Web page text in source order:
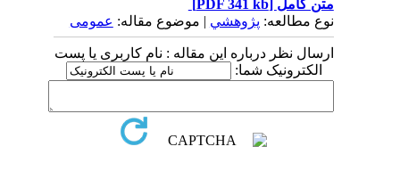
متن کامل[PDF 341 kb]
نوع مطالعه:پژوهشي| موضوع مقاله:عمومى
ارسال نظر درباره این مقاله : نام کاربری یا پست
الکترونیک شما: